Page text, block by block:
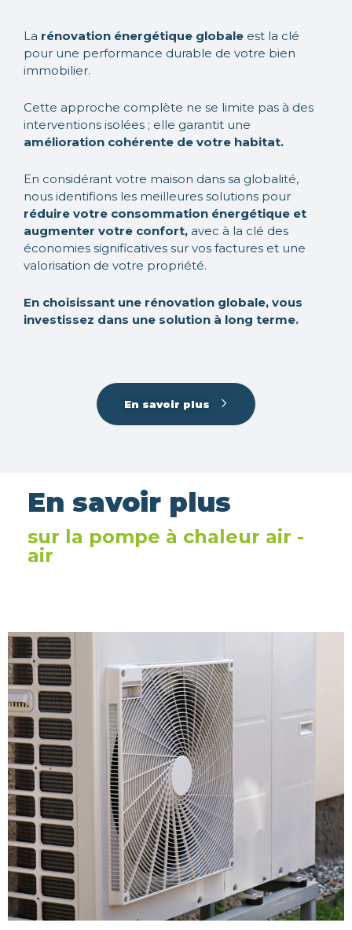
La rénovation énergétique globale est la clé
pour une performance durable de votre bien
immobilier.
Cette approche complète ne se limite pas à des
interventions isolées ; elle garantit une
amélioration cohérente de votre habitat.
En considérant votre maison dans sa globalité,
nous identifions les meilleures solutions pour
réduire votre consommation énergétique et
augmenter votre confort, avec à la clé des
économies significatives sur vos factures et une
valorisation de votre propriété.
En choisissant une rénovation globale, vous
investissez dans une solution à long terme.
En savoir plus
En savoir plus
sur la pompe à chaleur air -
air